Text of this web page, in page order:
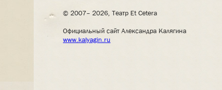
© 2007– 2026, Театр Et Cetera
Официальный сайт Александра Калягина
www.kalyagin.ru